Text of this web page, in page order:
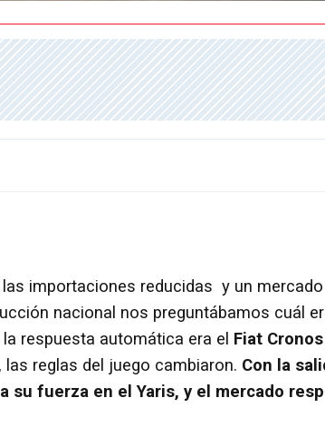
importaciones reducidas y un
nacional nos preguntábamos cuál
respuesta automática era el Fiat Cronos
reglas del juego cambiaron. Con la
su fuerza en el Yaris, y el mercado